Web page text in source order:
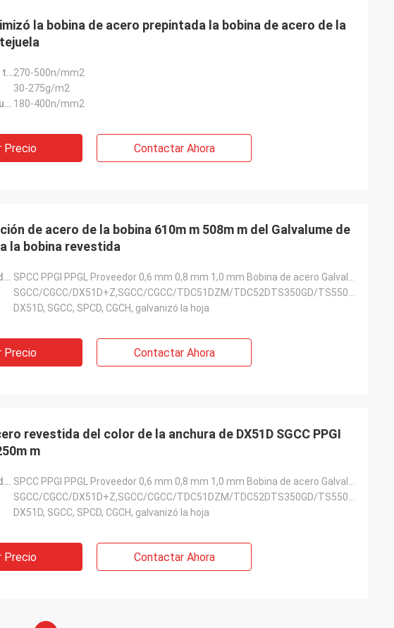
la bobina de acero prepintada la bobina de acero de la
Resistencia a la tensión:270-500n/mm2
30-275g/m2
Fuerza de producción: 180-400n/mm2
Precio Contactar Ahora
de acero de la bobina 610m m 508m m del Galvalume de
la bobina revestida
Nombre de producto:
DX51D, SGCC, SPCD, CGCH, galvanizó la hoja
Precio Contactar Ahora
revestida del color de la anchura de DX51D SGCC PPGI
m
Nombre de producto:
DX51D, SGCC, SPCD, CGCH, galvanizó la hoja
Precio Contactar Ahora